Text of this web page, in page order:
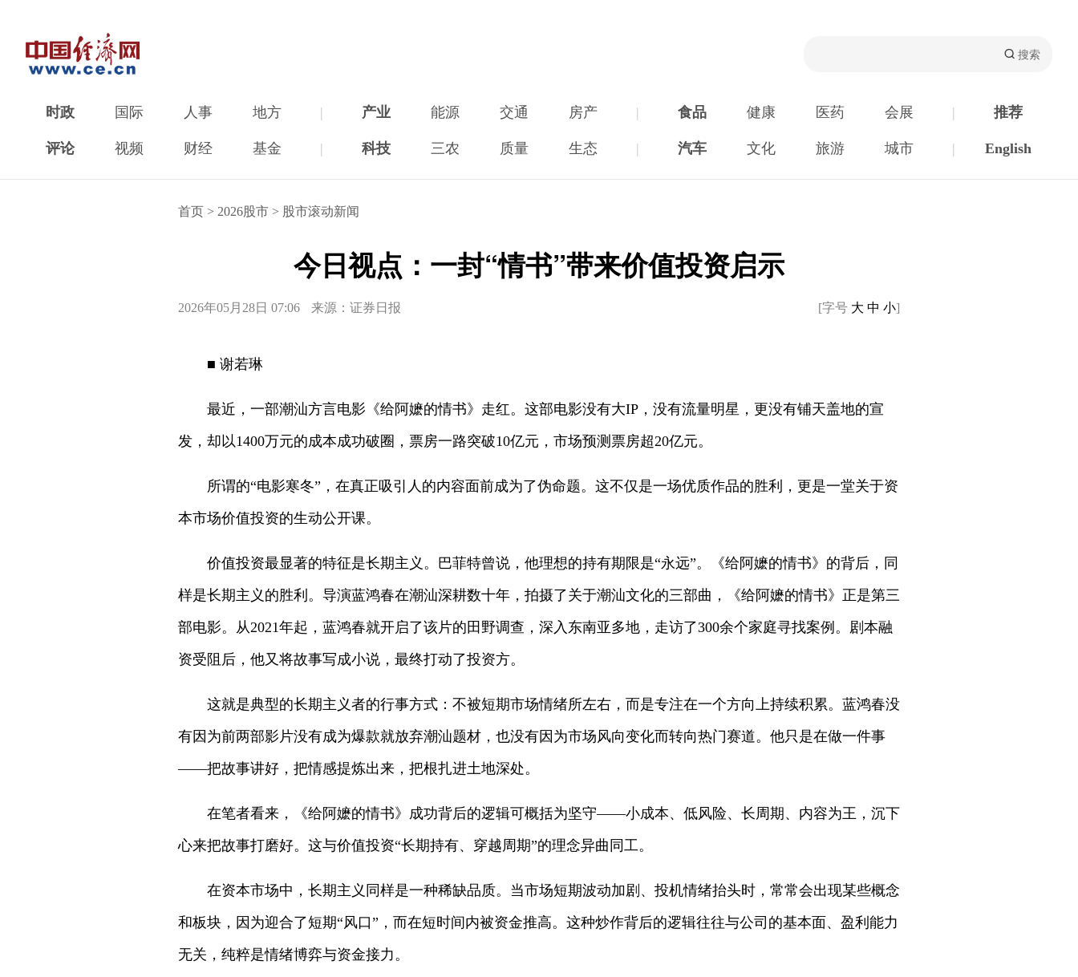
时政 国际 人事 地方 | 产业 能源 交通 房产 | 食品 健康 医药 会展 | 推荐
评论 视频 财经 基金 | 科技 三农 质量 生态 | 汽车 文化 旅游 城市 | English
首页 > 2026股市 > 股市滚动新闻
今日视点：一封“情书”带来价值投资启示
2026年05月28日 07:06 来源：证券日报 [字号 大 中 小]
■ 谢若琳
最近，一部潮汕方言电影《给阿嬷的情书》走红。这部电影没有大IP，没有流量明星，更没有铺天盖地的宣
发，却以1400万元的成本成功破圈，票房一路突破10亿元，市场预测票房超20亿元。
所谓的“电影寒冬”，在真正吸引人的内容面前成为了伪命题。这不仅是一场优质作品的胜利，更是一堂关于资
本市场价值投资的生动公开课。
价值投资最显著的特征是长期主义。巴菲特曾说，他理想的持有期限是“永远”。《给阿嬷的情书》的背后，同
样是长期主义的胜利。导演蓝鸿春在潮汕深耕数十年，拍摄了关于潮汕文化的三部曲，《给阿嬷的情书》正是第三
部电影。从2021年起，蓝鸿春就开启了该片的田野调查，深入东南亚多地，走访了300余个家庭寻找案例。剧本融
资受阻后，他又将故事写成小说，最终打动了投资方。
这就是典型的长期主义者的行事方式：不被短期市场情绪所左右，而是专注在一个方向上持续积累。蓝鸿春没
有因为前两部影片没有成为爆款就放弃潮汕题材，也没有因为市场风向变化而转向热门赛道。他只是在做一件事
——把故事讲好，把情感提炼出来，把根扎进土地深处。
在笔者看来，《给阿嬷的情书》成功背后的逻辑可概括为坚守——小成本、低风险、长周期、内容为王，沉下
心来把故事打磨好。这与价值投资“长期持有、穿越周期”的理念异曲同工。
在资本市场中，长期主义同样是一种稀缺品质。当市场短期波动加剧、投机情绪抬头时，常常会出现某些概念
和板块，因为迎合了短期“风口”，而在短时间内被资金推高。这种炒作背后的逻辑往往与公司的基本面、盈利能力
无关，纯粹是情绪博弈与资金接力。